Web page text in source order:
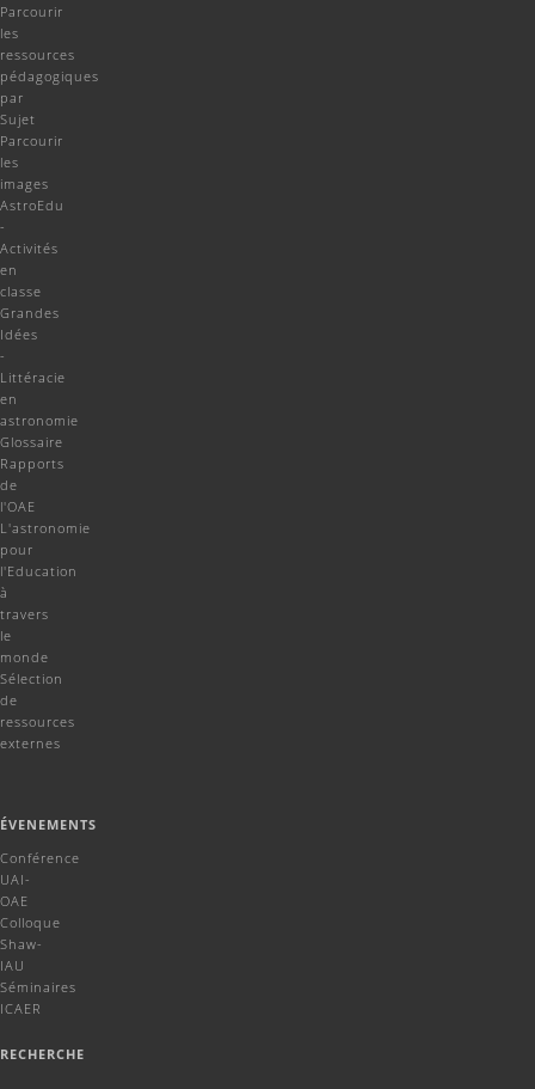
Parcourir
les
ressources
pédagogiques
par
Sujet
Parcourir
les
images
AstroEdu
-
Activités
en
classe
Grandes
Idées
-
Littéracie
en
astronomie
Glossaire
Rapports
de
l'OAE
L'astronomie
pour
l'Education
à
travers
le
monde
Sélection
de
ressources
externes
ÉVENEMENTS
Conférence
UAI-
OAE
Colloque
Shaw-
IAU
Séminaires
ICAER
RECHERCHE